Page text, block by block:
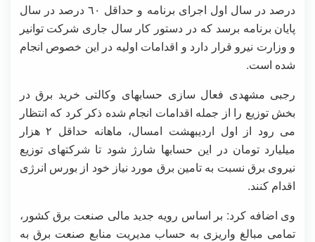
درصد در سال اول اجرای برنامه و حداقل ٦٠ درصد در سال
پایان برنامه برسد که در دستور کار سال جاری شرکت توانیر
و وزارت نیرو قرار دارد و اقدامات اولیه در این خصوص انجام
شده است.
رجبی مشهدی فعال سازی حسابهای وکالتی خرید برق در
بخش توزیع را از جمله اقدامات انجام شده ذکر کرد که انتظار
می رود از اول اردیبهشت امسال، ماهانه حداقل ٢ هزار
میلیارد تومان در این حسابها شارژ شود تا شرکتهای توزیع
نیروی برق نسبت به تامین برق مورد نیاز خود از بورس انرژی
اقدام کنند.
وی اضافه کرد: بر اساس رویه جدید مالی صنعت برق کشور،
تمامی مبالغ واریزی به حساب مدیریت منابع صنعت برق به